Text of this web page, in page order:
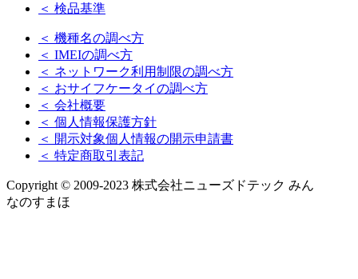
＜ 検品基準
＜ 機種名の調べ方
＜ IMEIの調べ方
＜ ネットワーク利用制限の調べ方
＜ おサイフケータイの調べ方
＜ 会社概要
＜ 個人情報保護方針
＜ 開示対象個人情報の開示申請書
＜ 特定商取引表記
Copyright © 2009-2023 株式会社ニューズドテック みん
なのすまほ